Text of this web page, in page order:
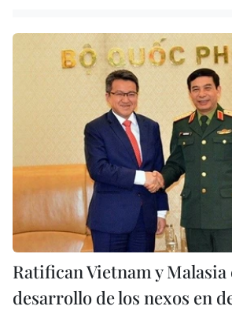
Ratifican Vietnam y
desarrollo de los nexos en